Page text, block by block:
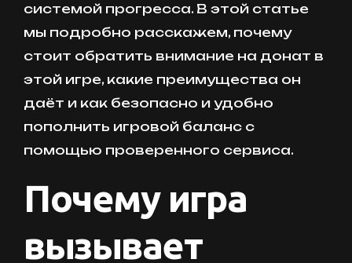
системой прогресса. В этой статье
мы подробно расскажем, почему
стоит обратить внимание на донат в
этой игре, какие преимущества он
даёт и как безопасно и удобно
пополнить игровой баланс с
помощью проверенного сервиса.
Почему игра
вызывает